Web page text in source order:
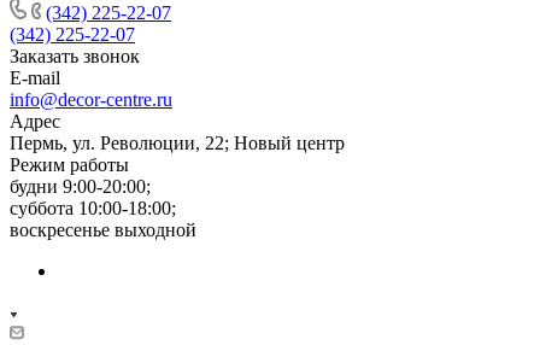
(342) 225-22-07
(342) 225-22-07
Заказать звонок
E-mail
info@decor-centre.ru
Адрес
Пермь, ул. Революции, 22; Новый центр
Режим работы
будни 9:00-20:00;
суббота 10:00-18:00;
воскресенье выходной